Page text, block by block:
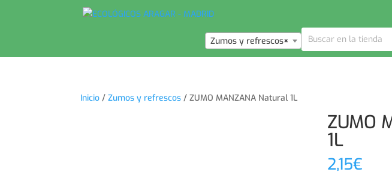
×
Zumos y refrescos
Inicio /Zumos y refrescos / ZUMO MANZANA Natural 1L
ZUMO
1L
2,15€